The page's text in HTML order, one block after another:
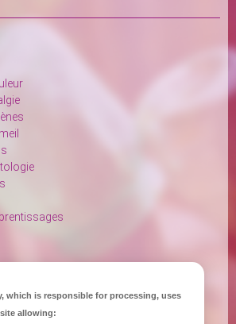
, which is responsible for processing, uses
allowing: